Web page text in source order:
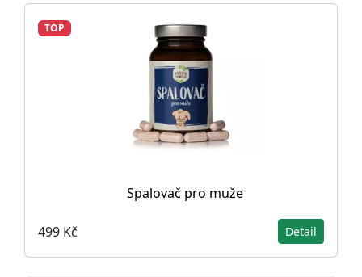
TOP
Spalovač pro muže
499 Kč Detail